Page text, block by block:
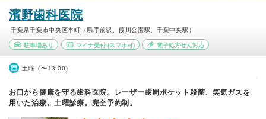
濱野歯科医院
千葉県千葉市中央区本町（県庁前駅、葭川公園駅、千葉中央駅）
駐車場あり マイナ受付(スマホ可) 電子処方せん対応
土曜（〜13:00）
お口から健康を守る歯科医院。レーザー歯周ポケット殺菌、笑気ガスを
用いた治療。土曜診療。完全予約制。